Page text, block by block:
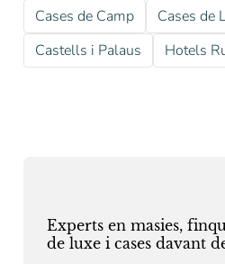
Cases de Camp
Cases de
Castells i Palaus
Hotels
Experts en masies,
de luxe i cases davant